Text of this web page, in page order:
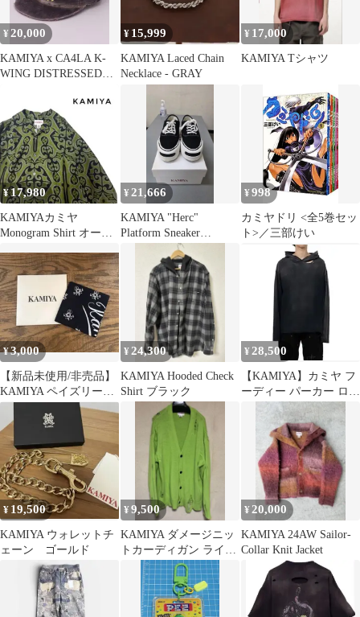
¥20,000
KAMIYA x CA4LA K-
WING DISTRESSED
¥ 15,999
KAMIYA Laced Chain
Necklace - GRAY
¥ 17,000
KAMIYA Tシャツ
¥17,980
KAMIYAカミヤ
Monogram Shirt オープ
ヨン
¥ 21,666
KAMIYA "Herc"
Platform Sneaker
¥998
カミヤドリ <全5巻セッ
ト>／三部けい
¥3,000
【新品未使用/非売品】
KAMIYA ペイズリー柄
バンダナ ハンカチ ブラ
ック
¥ 24,300
KAMIYA Hooded Check
Shirt ブラック
¥ 28,500
【KAMIYA】カミヤ フ
ーディー パーカー ロン
¥ 19,500
KAMIYA ウォレットチ
ェーン ゴールド
¥9,500
KAMIYA ダメージニッ
トカーディガン ライム
グリーン
¥ 20,000
KAMIYA 24AW Sailor-
Collar Knit Jacket